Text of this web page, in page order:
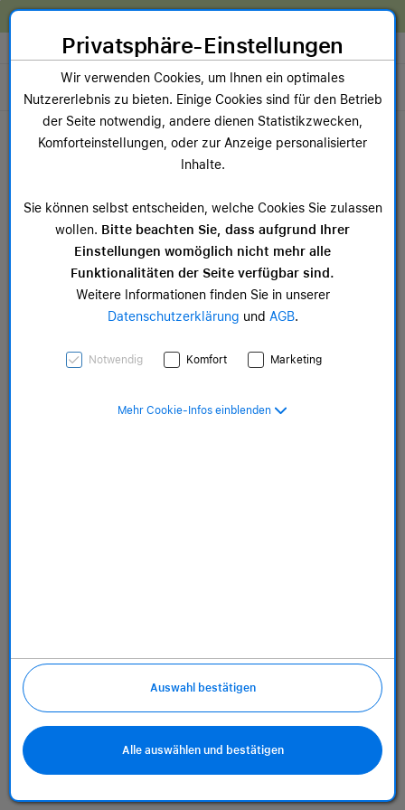
Zum Inhalt springen [AK + 0]
Zum Hauptmenü springen [AK + 1]
Zum Widget-Menü rechts springen [AK + 2]
Zum Hauptmenü springen [AK + 3]
Zum Hauptmenü (oben rechts) springen [AK + 4]
Zum Hauptmenü (unten rechts) springen [AK + 5]
Zum Hauptmenü (zentriert) springen [AK + 6]
Zum Meta-Menü oben (links) springen [AK + 7]
Zu den Inhalten im Fußbereich springen [AK + 8]
Store auswählen
Toggle navigation
Dein Warenkorb
Noch keine Artikel im Einkaufswagen.
(öffnet in neuem Tab)
(öffnet in
Privatsphäre-Einstellungen
Wir verwenden Cookies, um Ihnen ein optimales
Nutzererlebnis zu bieten. Einige Cookies sind für den Betrieb
der Seite notwendig, andere dienen Statistikzwecken,
Komforteinstellungen, oder zur Anzeige personalisierter
Inhalte.
Sie können selbst entscheiden, welche Cookies Sie zulassen
wollen. Bitte beachten Sie, dass aufgrund Ihrer
Einstellungen womöglich nicht mehr alle
Funktionalitäten der Seite verfügbar sind.
Weitere Informationen finden Sie in unserer
Datenschutzerklärung und AGB.
Notwendig Komfort Marketing
Mehr Cookie-Infos einblenden
Auswahl bestätigen
Alle auswählen und bestätigen